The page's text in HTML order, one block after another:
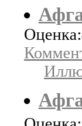
Оценка: